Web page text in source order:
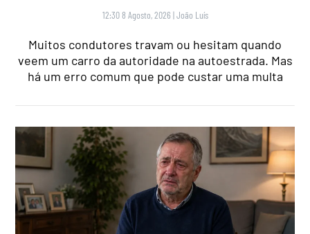
12:30 8 Agosto, 2026 |João Luís
Muitos condutores travam ou hesitam quando
veem um carro da autoridade na autoestrada. Mas
há um erro comum que pode custar uma multa